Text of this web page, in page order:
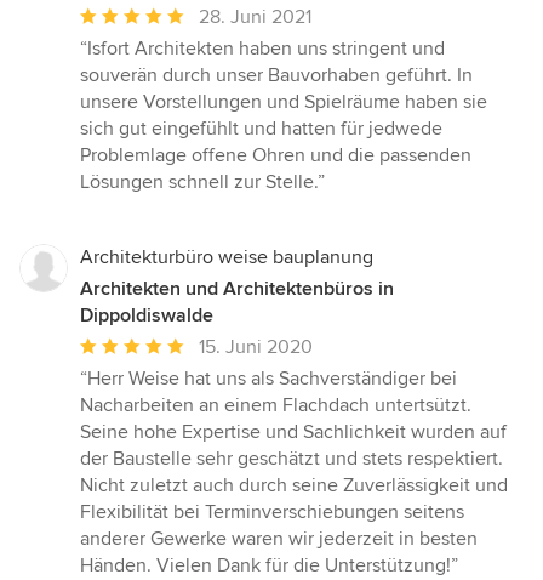
Durchschnittliche
Bewertung:
5
von
5
Sternen
28. Juni 2021
“Isfort Architekten haben uns stringent und
souverän durch unser Bauvorhaben geführt. In
unsere Vorstellungen und Spielräume haben sie
sich gut eingefühlt und hatten für jedwede
Problemlage offene Ohren und die passenden
Lösungen schnell zur Stelle.”
Architekturbüro weise bauplanung
Architekten und Architektenbüros in
Dippoldiswalde
Durchschnittliche
Bewertung:
5
von
5
Sternen
15. Juni 2020
“Herr Weise hat uns als Sachverständiger bei
Nacharbeiten an einem Flachdach untertsützt.
Seine hohe Expertise und Sachlichkeit wurden auf
der Baustelle sehr geschätzt und stets respektiert.
Nicht zuletzt auch durch seine Zuverlässigkeit und
Flexibilität bei Terminverschiebungen seitens
anderer Gewerke waren wir jederzeit in besten
Händen. Vielen Dank für die Unterstützung!”